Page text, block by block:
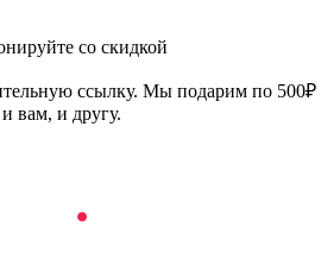
со скидкой
ссылку. Мы подарим по 500₽
вам, и другу.